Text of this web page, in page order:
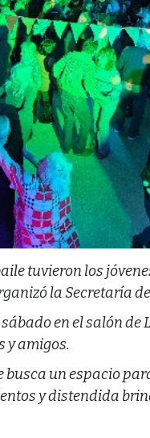
tuvieron los
la Secretaría
en el salón de
y amigos.
busca un espacio
y distendida